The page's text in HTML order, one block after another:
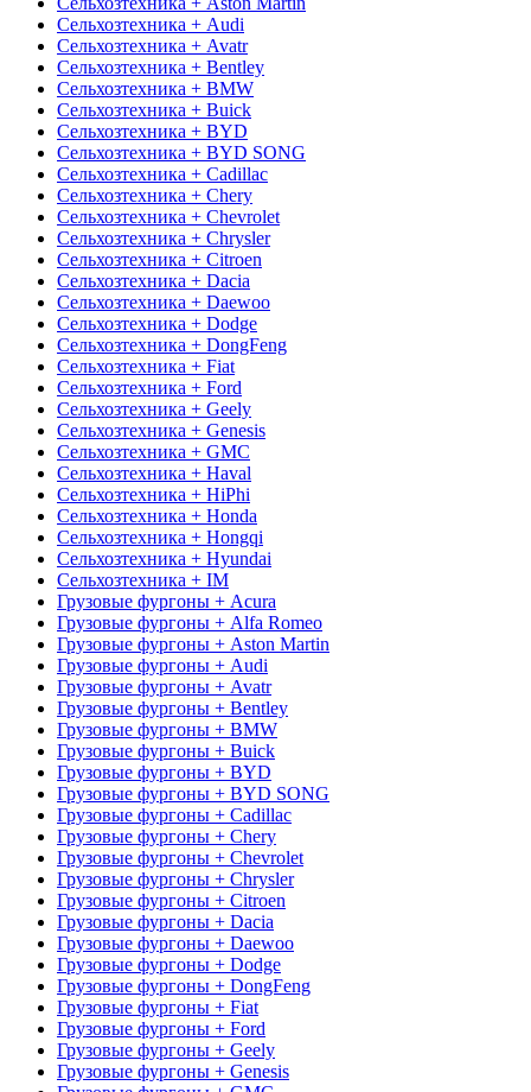
Сельхозтехника + Audi
Сельхозтехника + Avatr
Сельхозтехника + Bentley
Сельхозтехника + BMW
Сельхозтехника + Buick
Сельхозтехника + BYD
Сельхозтехника + BYD SONG
Сельхозтехника + Cadillac
Сельхозтехника + Chery
Сельхозтехника + Chevrolet
Сельхозтехника + Chrysler
Сельхозтехника + Citroen
Сельхозтехника + Dacia
Сельхозтехника + Daewoo
Сельхозтехника + Dodge
Сельхозтехника + DongFeng
Сельхозтехника + Fiat
Сельхозтехника + Ford
Сельхозтехника + Geely
Сельхозтехника + Genesis
Сельхозтехника + GMC
Сельхозтехника + Haval
Сельхозтехника + HiPhi
Сельхозтехника + Honda
Сельхозтехника + Hongqi
Сельхозтехника + Hyundai
Сельхозтехника + IM
Грузовые фургоны + Acura
Грузовые фургоны + Alfa Romeo
Грузовые фургоны + Aston Martin
Грузовые фургоны + Audi
Грузовые фургоны + Avatr
Грузовые фургоны + Bentley
Грузовые фургоны + BMW
Грузовые фургоны + Buick
Грузовые фургоны + BYD
Грузовые фургоны + BYD SONG
Грузовые фургоны + Cadillac
Грузовые фургоны + Chery
Грузовые фургоны + Chevrolet
Грузовые фургоны + Chrysler
Грузовые фургоны + Citroen
Грузовые фургоны + Dacia
Грузовые фургоны + Daewoo
Грузовые фургоны + Dodge
Грузовые фургоны + DongFeng
Грузовые фургоны + Fiat
Грузовые фургоны + Ford
Грузовые фургоны + Geely
Грузовые фургоны + Genesis